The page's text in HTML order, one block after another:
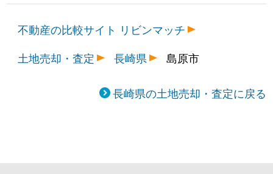
不動産の比較サイト リビンマッチ
土地売却・査定
長崎県 島原市
長崎県の土地売却・査定に戻る